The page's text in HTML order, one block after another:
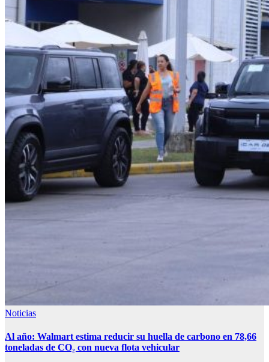
Noticias
Al año: Walmart estima reducir su huella de carbono en 78,66
toneladas de CO₂ con nueva flota vehicular